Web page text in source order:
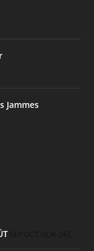
Jammes